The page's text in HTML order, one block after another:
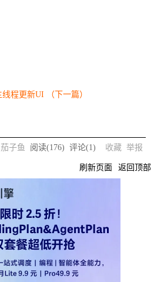
程更新UI （下一篇）
茄子鱼 阅读(176) 评论(1 ) 收藏 举报
刷新页面 返回顶部